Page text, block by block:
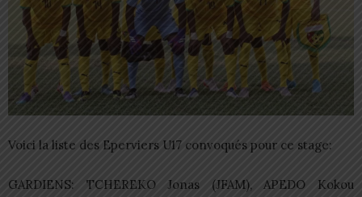
Voici la liste des Eperviers U17 convoqués pour ce stage:
GARDIENS: TCHEREKO Jonas (JFAM), APEDO Kokou